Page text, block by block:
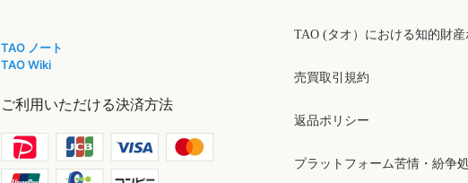
TAO ノート
TAO Wiki
ご利用いただける決済方法
TAO (タオ）における知的財産
売買取引規約
返品ポリシー
プラットフォーム苦情・紛争